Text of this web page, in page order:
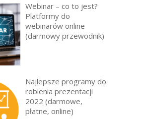
Webinar – co to jest?
Platformy do
webinarów online
(darmowy przewodnik)
Najlepsze programy do
robienia prezentacji
2022 (darmowe,
płatne, online)